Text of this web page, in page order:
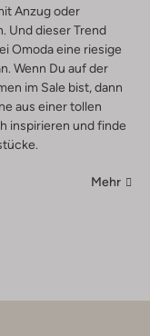
Anzug oder
Und dieser Trend
Omoda eine riesige
Wenn Du auf der
im Sale bist, dann
aus einer tollen
inspirieren und finde
Mehr